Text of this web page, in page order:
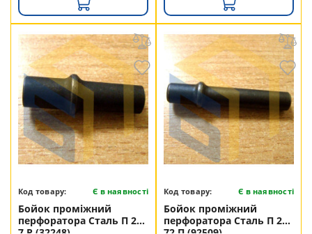
Код товару: Є в наявності
Бойок проміжний
перфоратора Сталь П 24-
Код товару: Є в наявності
Бойок проміжний
перфоратора Сталь П 24-